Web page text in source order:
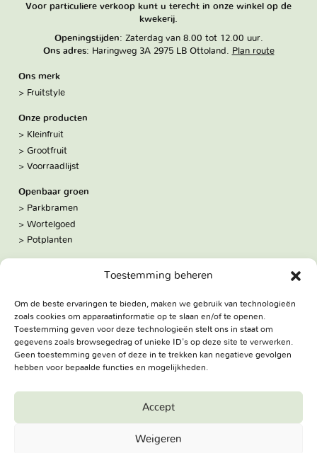
Toestemming beheren
Om de beste ervaringen te bieden, maken we gebruik van technologieën
zoals cookies om apparaatinformatie op te slaan en/of te openen.
Toestemming geven voor deze technologieën stelt ons in staat om
gegevens zoals browsegedrag of unieke ID's op deze site te verwerken.
Geen toestemming geven of deze in te trekken kan negatieve gevolgen
hebben voor bepaalde functies en mogelijkheden.
Accept
Weigeren
Voor particuliere verkoop kunt u terecht in onze winkel op de
kwekerij.
Openingstijden: Zaterdag van 8.00 tot 12.00 uur.
Ons adres: Haringweg 3A 2975 LB Ottoland. Plan route
Ons merk
Fruitstyle
Onze producten
Kleinfruit
Grootfruit
Voorraadlijst
Openbaar groen
Parkbramen
Wortelgoed
Potplanten
Volg ons:
Facebook
Bezoekadres
Haringweg 3A
2975 LB Ottoland
Reserved.